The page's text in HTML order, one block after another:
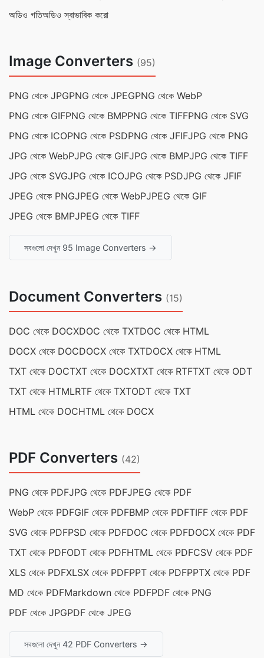
অডিও গতিঅডিও স্বাভাবিক করো
Image Converters (95)
PNG থেকে JPGPNG থেকে JPEGPNG থেকে WebP
PNG থেকে GIFPNG থেকে BMPPNG থেকে TIFFPNG থেকে SVG
PNG থেকে ICOPNG থেকে PSDPNG থেকে JFIFJPG থেকে PNG
JPG থেকে WebPJPG থেকে GIFJPG থেকে BMPJPG থেকে TIFF
JPG থেকে SVGJPG থেকে ICOJPG থেকে PSDJPG থেকে JFIF
JPEG থেকে PNGJPEG থেকে WebPJPEG থেকে GIF
JPEG থেকে BMPJPEG থেকে TIFF
সবগুলো দেখুন 95 Image Converters →
Document Converters (15)
DOC থেকে DOCXDOC থেকে TXTDOC থেকে HTML
DOCX থেকে DOCDOCX থেকে TXTDOCX থেকে HTML
TXT থেকে DOCTXT থেকে DOCXTXT থেকে RTFTXT থেকে ODT
TXT থেকে HTMLRTF থেকে TXTODT থেকে TXT
HTML থেকে DOCHTML থেকে DOCX
PDF Converters (42)
PNG থেকে PDFJPG থেকে PDFJPEG থেকে PDF
WebP থেকে PDFGIF থেকে PDFBMP থেকে PDFTIFF থেকে PDF
SVG থেকে PDFPSD থেকে PDFDOC থেকে PDFDOCX থেকে PDF
TXT থেকে PDFODT থেকে PDFHTML থেকে PDFCSV থেকে PDF
XLS থেকে PDFXLSX থেকে PDFPPT থেকে PDFPPTX থেকে PDF
MD থেকে PDFMarkdown থেকে PDFPDF থেকে PNG
PDF থেকে JPGPDF থেকে JPEG
সবগুলো দেখুন 42 PDF Converters →